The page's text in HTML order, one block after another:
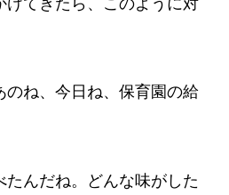
のね、今日ね、保育園の給
たんだね。どんな味がした